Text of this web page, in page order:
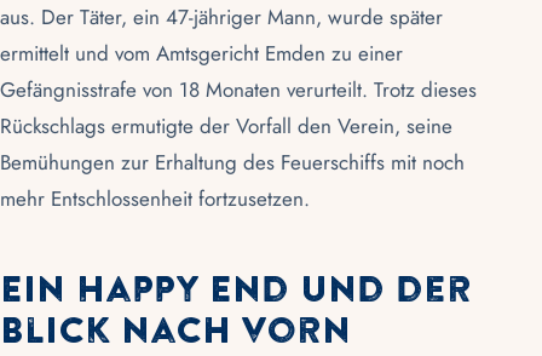
aus. Der Täter, ein 47-jähriger Mann, wurde später
ermittelt und vom Amtsgericht Emden zu einer
Gefängnisstrafe von 18 Monaten verurteilt. Trotz dieses
Rückschlags ermutigte der Vorfall den Verein, seine
Bemühungen zur Erhaltung des Feuerschiffs mit noch
mehr Entschlossenheit fortzusetzen.
Ein Happy End und der
Blick nach vorn